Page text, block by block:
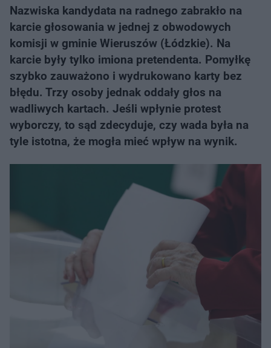
Nazwiska kandydata na radnego zabrakło na
karcie głosowania w jednej z obwodowych
komisji w gminie Wieruszów (Łódzkie). Na
karcie były tylko imiona pretendenta. Pomyłkę
szybko zauważono i wydrukowano karty bez
błędu. Trzy osoby jednak oddały głos na
wadliwych kartach. Jeśli wpłynie protest
wyborczy, to sąd zdecyduje, czy wada była na
tyle istotna, że mogła mieć wpływ na wynik.